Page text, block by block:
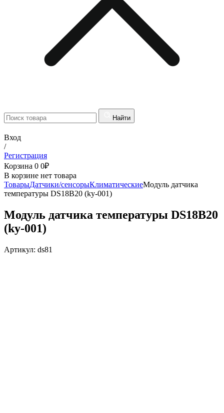
Найти
Вход
/
Регистрация
Корзина 0 0₽
В корзине нет товара
ТоварыДатчики/сенсорыКлиматическиеМодуль датчика
температуры DS18B20 (ky-001)
Модуль датчика температуры DS18B20
(ky-001)
Артикул: ds81